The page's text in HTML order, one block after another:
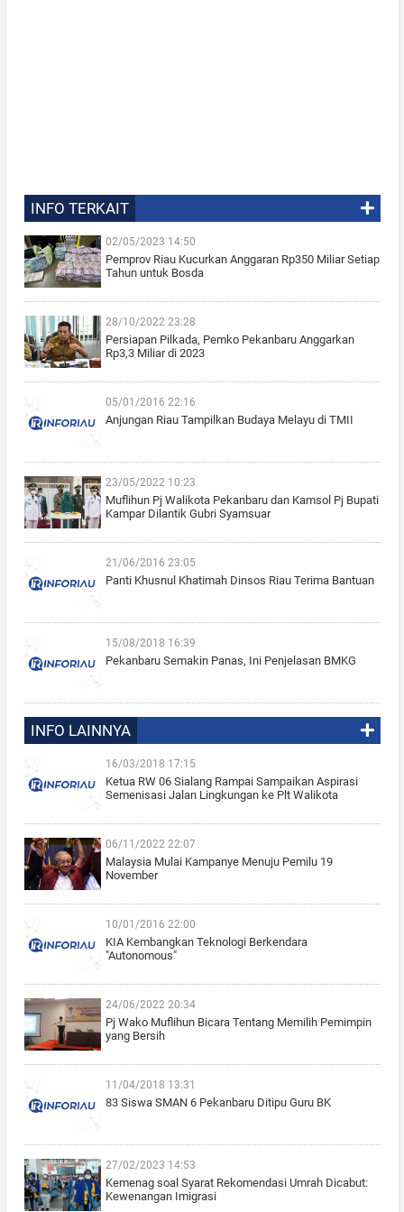
INFO TERKAIT
02/05/2023 14:50
Pemprov Riau Kucurkan Anggaran Rp350 Miliar Setiap
Tahun untuk Bosda
28/10/2022 23:28
Persiapan Pilkada, Pemko Pekanbaru Anggarkan
Rp3,3 Miliar di 2023
05/01/2016 22:16
Anjungan Riau Tampilkan Budaya Melayu di TMII
23/05/2022 10:23
Muflihun Pj Walikota Pekanbaru dan Kamsol Pj Bupati
Kampar Dilantik Gubri Syamsuar
21/06/2016 23:05
Panti Khusnul Khatimah Dinsos Riau Terima Bantuan
15/08/2018 16:39
Pekanbaru Semakin Panas, Ini Penjelasan BMKG
INFO LAINNYA
16/03/2018 17:15
Ketua RW 06 Sialang Rampai Sampaikan Aspirasi
Semenisasi Jalan Lingkungan ke Plt Walikota
06/11/2022 22:07
Malaysia Mulai Kampanye Menuju Pemilu 19
November
10/01/2016 22:00
KIA Kembangkan Teknologi Berkendara
"Autonomous"
24/06/2022 20:34
Pj Wako Muflihun Bicara Tentang Memilih Pemimpin
yang Bersih
11/04/2018 13:31
83 Siswa SMAN 6 Pekanbaru Ditipu Guru BK
27/02/2023 14:53
Kemenag soal Syarat Rekomendasi Umrah Dicabut:
Kewenangan Imigrasi